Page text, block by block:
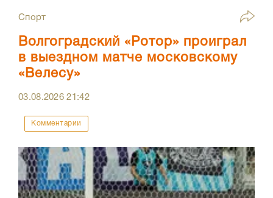
Спорт
Волгоградский «Ротор» проиграл
в выездном матче московскому
«Велесу»
03.08.202621:42
Комментарии